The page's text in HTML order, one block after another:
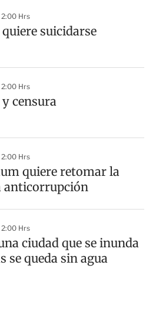
Hrs
suicidarse
Hrs
censura
Hrs
quiere retomar la
anticorrupción
Hrs
ciudad que se inunda
se queda sin agua